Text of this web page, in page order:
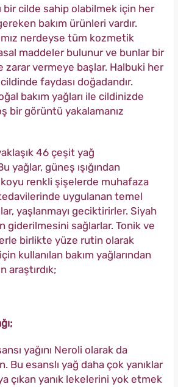
bir cilde sahip olabilmek için her
bakım ürünleri vardır.
nerdeyse tüm kozmetik
maddeler bulunur ve bunlar bir
zarar vermeye başlar. Halbuki her
faydası doğadandır.
bakım yağları ile cildinizde
bir görüntü yakalamanız
46 çeşit yağ
yağlar, güneş ışığından
renkli şişelerde muhafaza
uygulanan temel
yaşlanmayı geciktirirler. Siyah
giderilmesini sağlarlar. Tonik ve
birlikte yüze rutin olarak
kullanılan bakım yağlarından
araştırdık;
yağını Neroli olarak da
Bu esanslı yağ daha çok yanıklar
çıkan yanık lekelerini yok etmek